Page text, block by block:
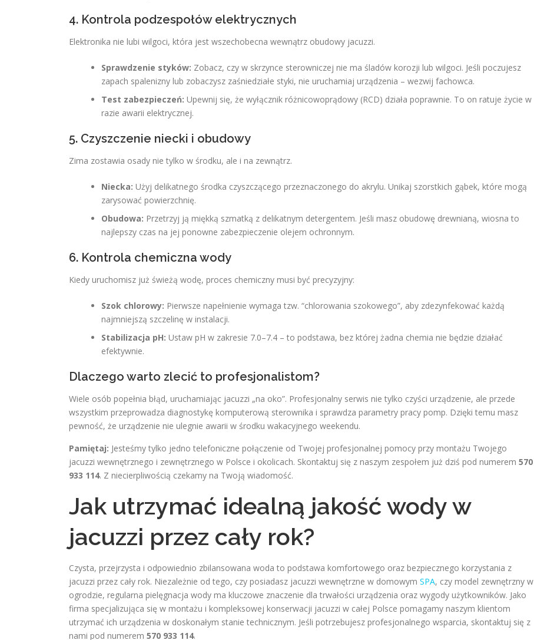
4. Kontrola podzespołów elektrycznych
Elektronika nie lubi wilgoci, która jest wszechobecna wewnątrz obudowy jacuzzi.
Sprawdzenie styków: Zobacz, czy w skrzynce sterowniczej nie ma śladów korozji lub wilgoci. Jeśli poczujesz
zapach spalenizny lub zobaczysz zaśniedziałe styki, nie uruchamiaj urządzenia – wezwij fachowca.
Test zabezpieczeń: Upewnij się, że wyłącznik różnicowoprądowy (RCD) działa poprawnie. To on ratuje życie w
razie awarii elektrycznej.
5. Czyszczenie niecki i obudowy
Zima zostawia osady nie tylko w środku, ale i na zewnątrz.
Niecka: Użyj delikatnego środka czyszczącego przeznaczonego do akrylu. Unikaj szorstkich gąbek, które mogą
zarysować powierzchnię.
Obudowa: Przetrzyj ją miękką szmatką z delikatnym detergentem. Jeśli masz obudowę drewnianą, wiosna to
najlepszy czas na jej ponowne zabezpieczenie olejem ochronnym.
6. Kontrola chemiczna wody
Kiedy uruchomisz już świeżą wodę, proces chemiczny musi być precyzyjny:
Szok chlorowy: Pierwsze napełnienie wymaga tzw. “chlorowania szokowego”, aby zdezynfekować każdą
najmniejszą szczelinę w instalacji.
Stabilizacja pH: Ustaw pH w zakresie 7.0–7.4 – to podstawa, bez której żadna chemia nie będzie działać
efektywnie.
Dlaczego warto zlecić to profesjonalistom?
Wiele osób popełnia błąd, uruchamiając jacuzzi „na oko”. Profesjonalny serwis nie tylko czyści urządzenie, ale przede
wszystkim przeprowadza diagnostykę komputerową sterownika i sprawdza parametry pracy pomp. Dzięki temu masz
pewność, że urządzenie nie ulegnie awarii w środku wakacyjnego weekendu.
Pamiętaj: Jesteśmy tylko jedno telefoniczne połączenie od Twojej profesjonalnej pomocy przy montażu Twojego
jacuzzi wewnętrznego i zewnętrznego w Polsce i okolicach. Skontaktuj się z naszym zespołem już dziś pod numerem 570
933 114. Z niecierpliwością czekamy na Twoją wiadomość.
Jak utrzymać idealną jakość wody w
jacuzzi przez cały rok?
Czysta, przejrzysta i odpowiednio zbilansowana woda to podstawa komfortowego oraz bezpiecznego korzystania z
jacuzzi przez cały rok. Niezależnie od tego, czy posiadasz jacuzzi wewnętrzne w domowym SPA, czy model zewnętrzny w
ogrodzie, regularna pielęgnacja wody ma kluczowe znaczenie dla trwałości urządzenia oraz wygody użytkowników. Jako
firma specjalizująca się w montażu i kompleksowej konserwacji jacuzzi w całej Polsce pomagamy naszym klientom
utrzymać ich urządzenia w doskonałym stanie technicznym. Jeśli potrzebujesz profesjonalnego wsparcia, skontaktuj się z
nami pod numerem 570 933 114.